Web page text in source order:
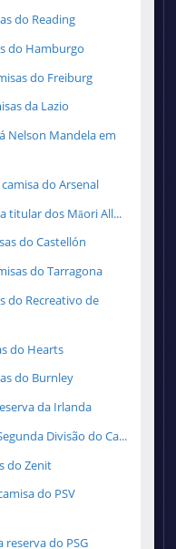
do Reading
do Hamburgo
do Freiburg
da Lazio
Nelson Mandela em
do Arsenal
titular dos Māori All...
do Castellón
do Tarragona
do Recreativo de
do Hearts
do Burnley
da Irlanda
Divisão do Ca...
do Zenit
do PSV
reserva do PSG